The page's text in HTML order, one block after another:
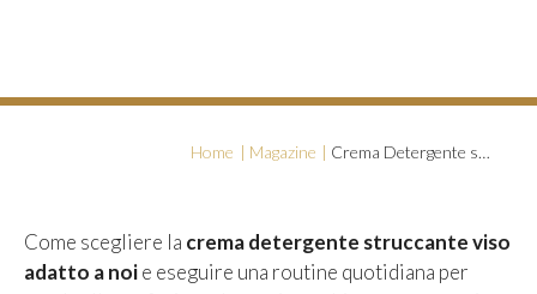
Home Magazine Crema Detergente struccante viso: consigli per una detersione perfetta
Come scegliere la crema detergente struccante viso
adatto a noie eseguire una routine quotidiana per